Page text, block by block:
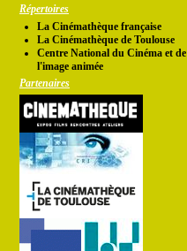
Répertoires
La Cinémathèque française
La Cinémathèque de Toulouse
Centre National du Cinéma et de
l'image animée
Partenaires